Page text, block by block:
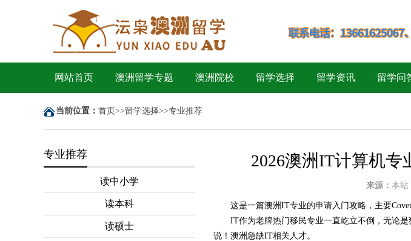
网站首页 澳洲留学专题 澳洲院校 留学选择 留学资讯 留学问
当前位置： 首页>>留学选择>>专业推荐
专业推荐
读中小学
读本科
读硕士
2026澳洲IT计算机
来源： 本站
这是一篇澳洲IT专业的申请入门攻略，主要
IT作为老牌热门移民专业一直屹立不倒，无论
说！澳洲急缺IT相关人才。